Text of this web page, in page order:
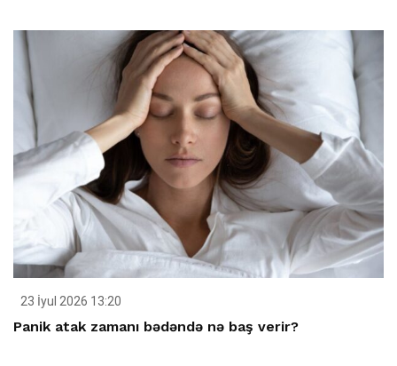
23 İyul 2026 13:20
Panik atak zamanı bədəndə nə baş verir?